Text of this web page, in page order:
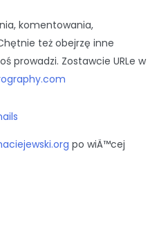
komentowania,
też obejrzę inne
prowadzi. Zostawcie URLe w
po wiÄ™cej